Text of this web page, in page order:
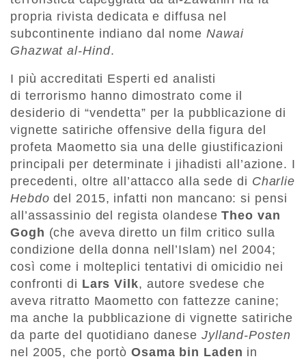
propria rivista dedicata e diffusa nel
subcontinente indiano dal nome Nawai
Ghazwat al-Hind.
I più accreditati Esperti ed analisti
di terrorismo hanno dimostrato come il
desiderio di “vendetta” per la pubblicazione di
vignette satiriche offensive della figura del
profeta Maometto sia una delle giustificazioni
principali per determinate i jihadisti all’azione. I
precedenti, oltre all’attacco alla sede di Charlie
Hebdo del 2015, infatti non mancano: si pensi
all’assassinio del regista olandeseTheo van
Gogh (che aveva diretto un film critico sulla
condizione della donna nell’Islam) nel 2004;
così come i molteplici tentativi di omicidio nei
confronti di Lars Vilk, autore svedese che
aveva ritratto Maometto con fattezze canine;
ma anche la pubblicazione di vignette satiriche
da parte del quotidiano danese Jylland-Posten
nel 2005, che portò Osama bin Laden in